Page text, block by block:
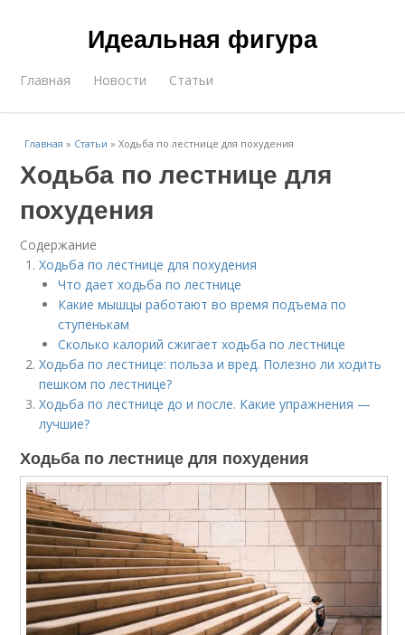
Идеальная фигура
Главная Новости Статьи
Главная » Статьи »Ходьба по лестнице для похудения
Ходьба по лестнице для
похудения
Содержание
Ходьба по лестнице для похудения
Что дает ходьба по лестнице
Какие мышцы работают во время подъема по
ступенькам
Сколько калорий сжигает ходьба по лестнице
Ходьба по лестнице: польза и вред. Полезно ли ходить
пешком по лестнице?
Ходьба по лестнице до и после. Какие упражнения —
лучшие?
Ходьба по лестнице для похудения